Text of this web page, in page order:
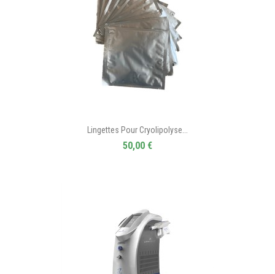
Lingettes Pour Cryolipolyse...
50,00 €